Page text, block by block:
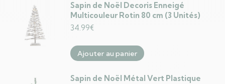
Sapin de Noël Decoris Enneigé
Multicouleur Rotin 80 cm (3 Unités)
34.99€
Ajouter au panier
Sapin de Noël Métal Vert Plastique